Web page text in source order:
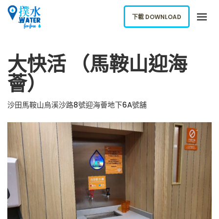
關於我們
下載應用
報告新飲水機
ENGLISH
下載 DOWNLOAD
大快活 （馬鞍山迎海
薈）
沙田馬鞍山烏溪沙路8號迎海薈地下6A號舖
下載 DOWNLOAD